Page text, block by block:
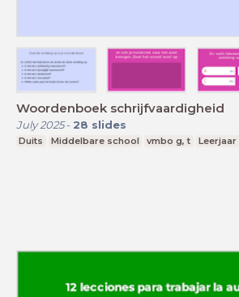
Woordenboek schrijfvaardigheid
July 2025- 28 slides
Duits Middelbare school vmbo g, t Leerjaar